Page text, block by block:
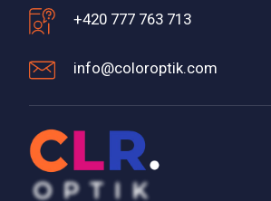
+420 777 763 713
info@coloroptik.com